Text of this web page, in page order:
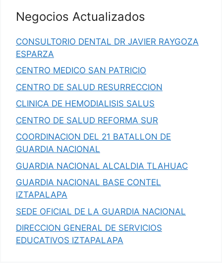
Negocios Actualizados
CONSULTORIO DENTAL DR JAVIER RAYGOZA
ESPARZA
CENTRO MEDICO SAN PATRICIO
CENTRO DE SALUD RESURRECCION
CLINICA DE HEMODIALISIS SALUS
CENTRO DE SALUD REFORMA SUR
COORDINACION DEL 21 BATALLON DE
GUARDIA NACIONAL
GUARDIA NACIONAL ALCALDIA TLAHUAC
GUARDIA NACIONAL BASE CONTEL
IZTAPALAPA
SEDE OFICIAL DE LA GUARDIA NACIONAL
DIRECCION GENERAL DE SERVICIOS
EDUCATIVOS IZTAPALAPA